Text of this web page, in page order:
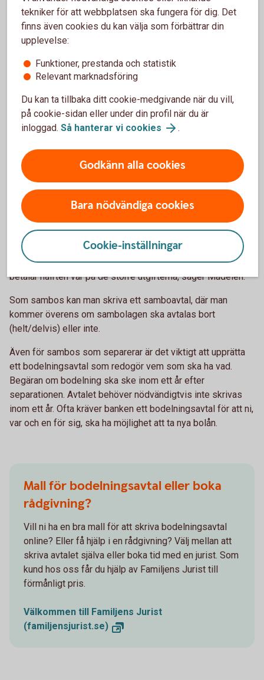
Skriv under bodelningsavtalet.
Bodelning separation - om ni är sambos
Om bodelningen gäller ett samboförhållande är det den dag
som samboförhållandet upphörde.
Som sambo har man enbart rätt till hälften av det
sammanlagda nettovärdet av bostad och bohag som
införskaffats för gemensamt bruk, alltså inte till det som
Det betyder att om den ena parten har flyttat in hos den
andra för att bli sambo, så har man inte rätt till del i
bostaden vid en separation. För bohag, som till exempel
möbler, gäller att det som införskaffats för att användas
gemensamt delas lika vid en separation.
– Det spelar ingen roll om den ena parten har betalat mer än
den andra, det delas ändå lika. Därför är det bra om man
betalar hälften var på de större utgifterna, säger Madelén.
Som sambos kan man skriva ett samboavtal, där man
kommer överens om sambolagen ska avtalas bort
(helt/delvis) eller inte.
Även för sambos som separerar är det viktigt att upprätta
ett bodelningsavtal som redogör vem som ska ha vad.
Begäran om bodelning ska ske inom ett år efter
separationen. Avtalet behöver nödvändigtvis inte skrivas
inom ett år. Ofta kräver banken ett bodelningsavtal för att ni,
var och en för sig, ska ha möjlighet att ta nya bolån.
Mall för bodelningsavtal eller boka
rådgivning?
Vill ni ha en bra mall för att skriva bodelningsavtal
online? Eller få hjälp i en rådgivning? Välj mellan att
skriva avtalet själva eller boka tid med en jurist. Som
kund hos oss får du hjälp av Familjens Jurist till
förmånligt pris.
Välkommen till Familjens Jurist
(familjensjurist.se)
tekniker för att webbplatsen ska fungera för dig. Det
finns även cookies du kan välja som förbättrar din
upplevelse:
Funktioner, prestanda och statistik
Relevant marknadsföring
Du kan ta tillbaka ditt cookie-medgivande när du vill,
på cookie-sidan eller under din profil när du är
inloggad. Så hanterar vi cookies .
Godkänn alla cookies
Bara nödvändiga cookies
Cookie-inställningar